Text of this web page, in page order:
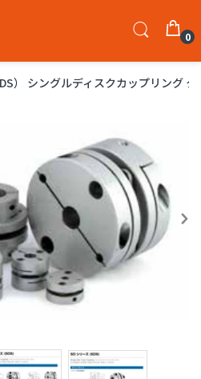
0
） シングルディスクカップリング